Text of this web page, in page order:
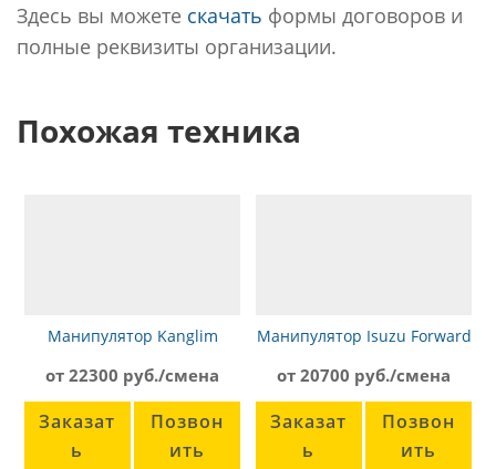
Здесь вы можете скачать формы договоров и
полные реквизиты организации.
Похожая техника
Манипулятор Kanglim
от 22300 руб./смена
Заказат
ь
Позвон
ить
Манипулятор Isuzu Forward
от 20700 руб./смена
Заказат
ь
Позвон
ить